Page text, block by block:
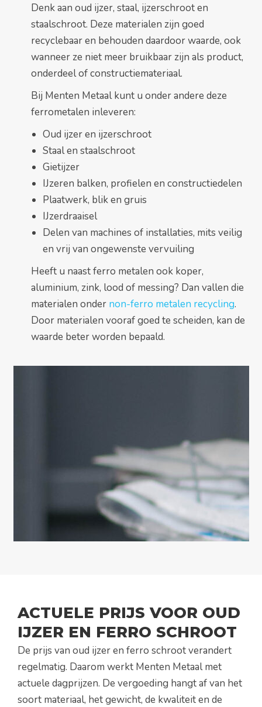
Denk aan oud ijzer, staal, ijzerschroot en
staalschroot. Deze materialen zijn goed
recyclebaar en behouden daardoor waarde, ook
wanneer ze niet meer bruikbaar zijn als product,
onderdeel of constructiemateriaal.
Bij Menten Metaal kunt u onder andere deze
ferrometalen inleveren:
Oud ijzer en ijzerschroot
Staal en staalschroot
Gietijzer
IJzeren balken, profielen en constructiedelen
Plaatwerk, blik en gruis
IJzerdraaisel
Delen van machines of installaties, mits veilig
en vrij van ongewenste vervuiling
Heeft u naast ferro metalen ook koper,
aluminium, zink, lood of messing? Dan vallen die
materialen onder non-ferro metalen recycling.
Door materialen vooraf goed te scheiden, kan de
waarde beter worden bepaald.
ACTUELE PRIJS VOOR OUD
IJZER EN FERRO SCHROOT
De prijs van oud ijzer en ferro schroot verandert
regelmatig. Daarom werkt Menten Metaal met
actuele dagprijzen. De vergoeding hangt af van het
soort materiaal, het gewicht, de kwaliteit en de